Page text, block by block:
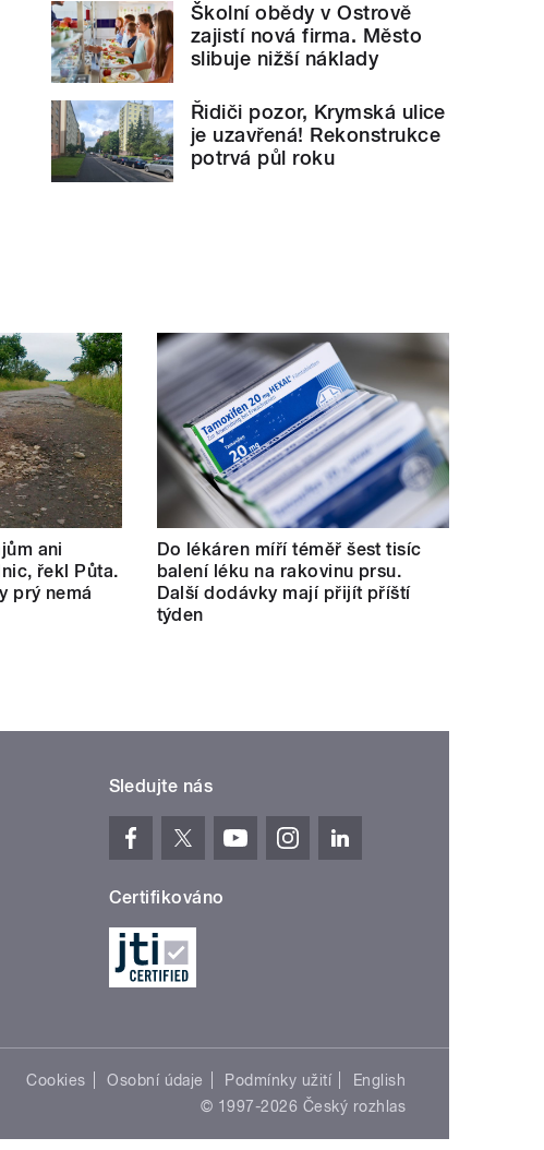
Školní obědy v Ostrově
zajistí nová firma. Město
slibuje nižší náklady
Řidiči pozor, Krymská ulice
je uzavřená! Rekonstrukce
potrvá půl roku
ani
řekl Půta.
prý nemá
Do lékáren míří téměř šest tisíc
balení léku na rakovinu prsu.
Další dodávky mají přijít příští
týden
Sledujte nás
Certifikováno
Cookies Osobní údaje Podmínky užití
English
© 1997-2026 Český rozhlas